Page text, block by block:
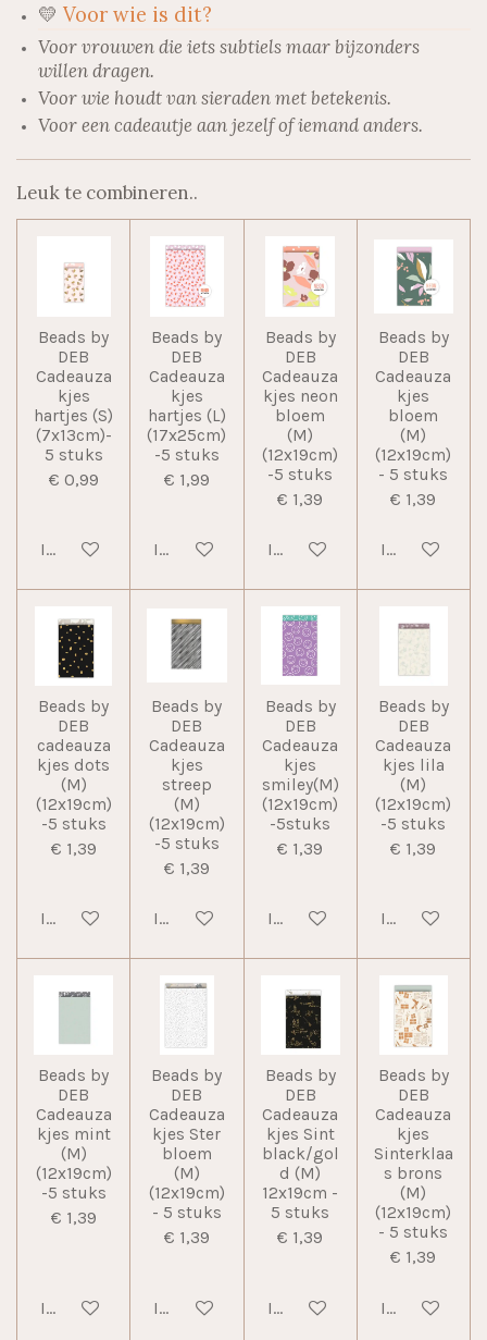
💛 Voor wie is dit?
Voor vrouwen die iets subtiels maar bijzonders
willen dragen.
Voor wie houdt van sieraden met betekenis.
Voor een cadeautje aan jezelf of iemand anders.
Leuk te combineren..
Beads by
DEB
Cadeauza
kjes
hartjes (S)
(7x13cm)-
5 stuks
€ 0,99
In winkelwagen
Beads by
DEB
Cadeauza
kjes
hartjes (L)
(17x25cm)
-5 stuks
€ 1,99
In winkelwagen
Beads by
DEB
Cadeauza
kjes neon
bloem
(M)
(12x19cm)
-5 stuks
€ 1,39
In winkelwagen
Beads by
DEB
Cadeauza
kjes
bloem
(M)
(12x19cm)
- 5 stuks
€ 1,39
In
Beads by
DEB
cadeauza
kjes dots
(M)
(12x19cm)
-5 stuks
€ 1,39
In winkelwagen
Beads by
DEB
Cadeauza
kjes
streep
(M)
(12x19cm)
-5 stuks
€ 1,39
In winkelwagen
Beads by
DEB
Cadeauza
kjes
smiley(M)
(12x19cm)
-5stuks
€ 1,39
In winkelwagen
Beads by
DEB
Cadeauza
kjes lila
(M)
(12x19cm)
-5 stuks
€ 1,39
In
Beads by
DEB
Cadeauza
kjes mint
(M)
(12x19cm)
-5 stuks
€ 1,39
In winkelwagen
Beads by
DEB
Cadeauza
kjes Ster
bloem
(M)
(12x19cm)
- 5 stuks
€ 1,39
In winkelwagen
Beads by
DEB
Cadeauza
kjes Sint
black/gol
d (M)
12x19cm -
5 stuks
€ 1,39
In winkelwagen
Beads by
DEB
Cadeauza
kjes
Sinterklaa
s brons
(M)
(12x19cm)
- 5 stuks
€ 1,39
In